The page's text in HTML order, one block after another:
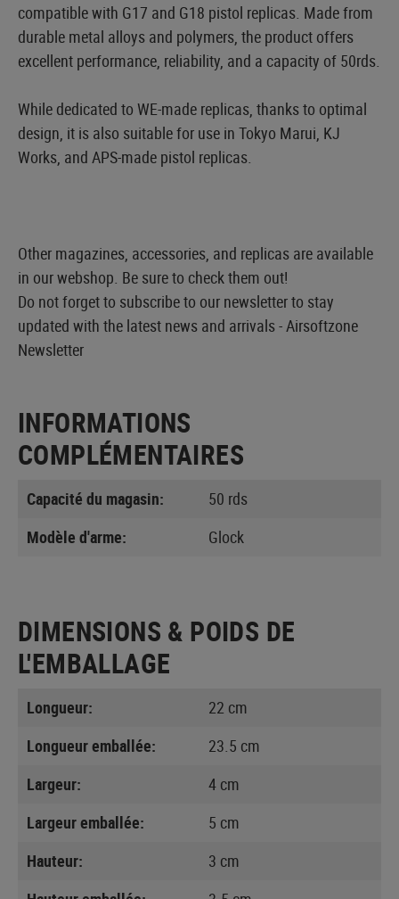
compatible with G17 and G18 pistol replicas. Made from
durable metal alloys and polymers, the product offers
excellent performance, reliability, and a capacity of 50rds.
While dedicated to WE-made replicas, thanks to optimal
design, it is also suitable for use in Tokyo Marui, KJ
Works, and APS-made pistol replicas.
Other magazines, accessories, and replicas are available
in our webshop. Be sure to check them out!
Do not forget to subscribe to our newsletter to stay
updated with the latest news and arrivals - Airsoftzone
Newsletter
INFORMATIONS
COMPLÉMENTAIRES
Capacité du magasin:
50 rds
Modèle d'arme:
Glock
DIMENSIONS & POIDS DE
L'EMBALLAGE
Longueur:
22 cm
Longueur emballée:
23.5 cm
Largeur:
4 cm
Largeur emballée:
5 cm
Hauteur:
3 cm